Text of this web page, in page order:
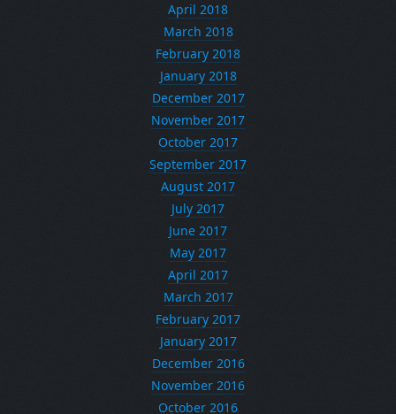
April 2018
March 2018
February 2018
January 2018
December 2017
November 2017
October 2017
September 2017
August 2017
July 2017
June 2017
May 2017
April 2017
March 2017
February 2017
January 2017
December 2016
November 2016
October 2016